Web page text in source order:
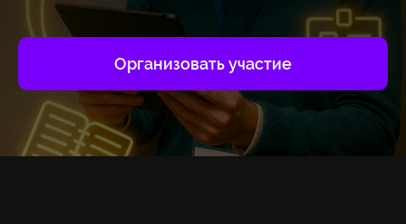
Организовать участие